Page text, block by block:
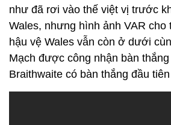
như đã rơi vào thế việt vị trước
Wales, nhưng hình ảnh VAR cho
hậu vệ Wales vẫn còn ở dưới
Mạch được công nhận bàn
Braithwaite có bàn thắng đầu